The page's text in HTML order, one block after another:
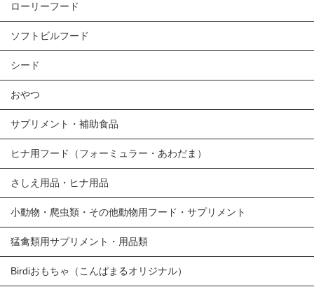
ローリーフード
ソフトビルフード
シード
おやつ
サプリメント・補助食品
ヒナ用フード（フォーミュラー・あわだま）
さしえ用品・ヒナ用品
小動物・爬虫類・その他動物用フード・サプリメント
猛禽類用サプリメント・用品類
Birdiおもちゃ（こんぱまるオリジナル）